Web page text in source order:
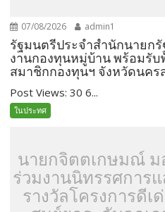
07/08/2026 admin1
รัฐมนตรีประจำสำนักนายก
งานกองทุนหมู่บ้าน พร้อมรั
สมาชิกกองทุนฯ จังหวัดนคร
Post Views: 30 6...
ในประทศ
นายกจิตตเกษมณ์ ม
ร่วมงานนิทรรศการ
รางวัลโครงการดี